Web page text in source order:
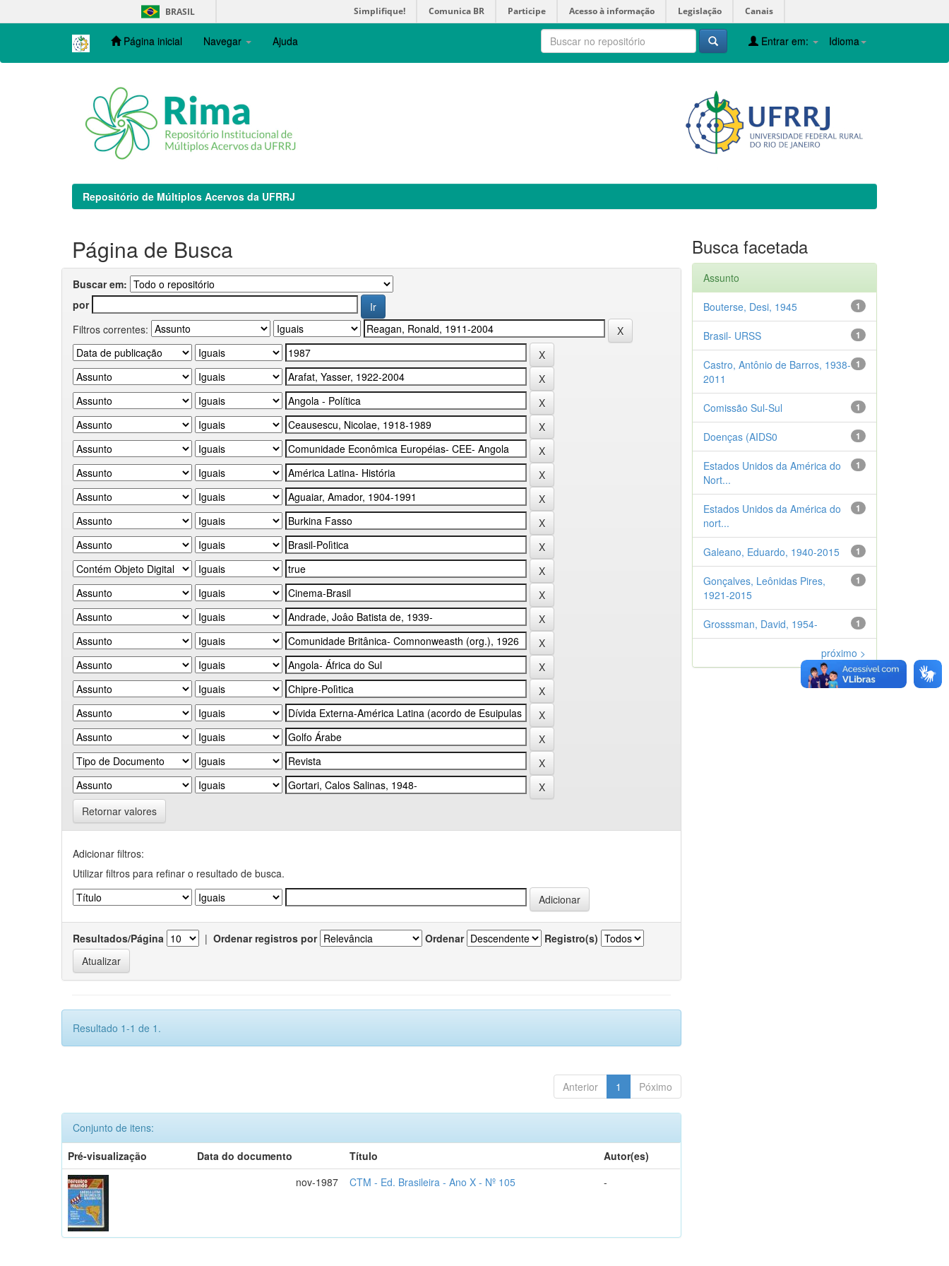
navigation
BRASIL Simplifique! Comunica BR Participe Acesso à informação Legislação Canais
Página inicial Navegar Ajuda Idioma
Entrar em:
Repositório de Múltiplos Acervos da UFRRJ
Página de Busca
Buscar em:
por
Filtros correntes:
Retornar valores
Adicionar filtros:
Utilizar filtros para refinar o resultado de busca.
Resultados/Página | Ordenar registros por Ordenar Registro(s)
Resultado 1-1 de 1.
Anterior 1 Póximo
Conjunto de itens:
Pré-visualização
Data do documento Título
Autor(es)
nov-1987
CTM - Ed. Brasileira - Ano X - Nº 105 -
Busca facetada
Assunto
1
Bouterse, Desi, 1945
1
Brasil- URSS
1
Castro, Antônio de Barros, 1938-
2011
1
Comissão Sul-Sul
1
Doenças (AIDS0
1
Estados Unidos da América do
Nort...
1
Estados Unidos da América do
nort...
1
Galeano, Eduardo, 1940-2015
1
Gonçalves, Leônidas Pires,
1921-2015
1
Grosssman, David, 1954-
próximo >